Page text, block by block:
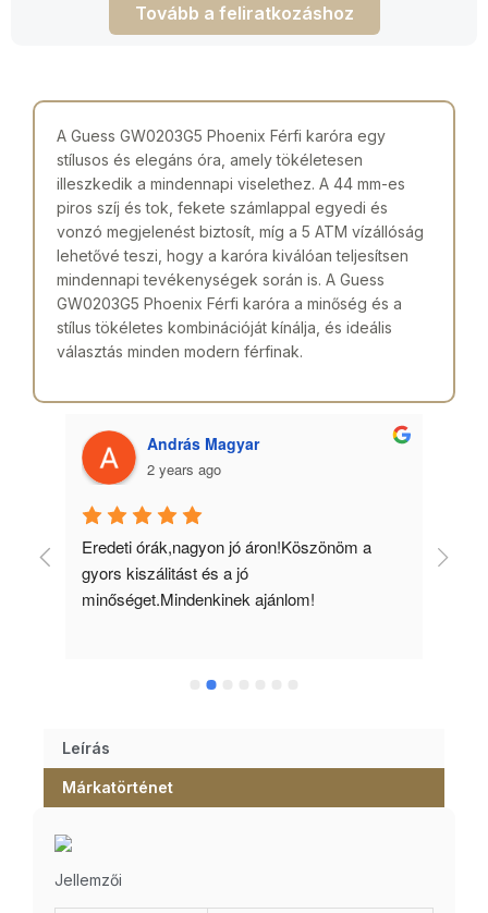
Tovább a feliratkozáshoz
A Guess GW0203G5 Phoenix Férfi karóra egy
stílusos és elegáns óra, amely tökéletesen
illeszkedik a mindennapi viselethez. A 44 mm-es
piros szíj és tok, fekete számlappal egyedi és
vonzó megjelenést biztosít, míg a 5 ATM vízállóság
lehetővé teszi, hogy a karóra kiválóan teljesítsen
mindennapi tevékenységek során is. A Guess
GW0203G5 Phoenix Férfi karóra a minőség és a
stílus tökéletes kombinációját kínálja, és ideális
választás minden modern férfinak.
András Magyar
2 years ago
Eredeti órák,nagyon jó áron!Köszönöm a
gyors kiszálitást és a jó
minőséget.Mindenkinek ajánlom!
Leírás
Márkatörténet
Jellemzői